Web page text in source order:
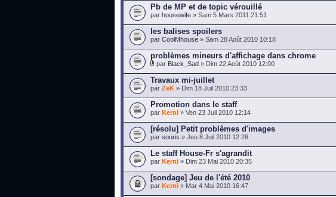
Pb de MP et de topic vérouillé
par housewife » Sam 5 Mars 2011 21:51
les balises spoilers
par CoolMhouse » Sam 28 Août 2010 10:18
problèmes mineurs d'affichage dans chrome
par Black_Sad » Dim 22 Août 2010 12:00
Travaux mi-juillet
par ZeK » Dim 18 Juil 2010 23:33
Promotion dans le staff
par Kerni » Ven 23 Juil 2010 12:14
[résolu] Petit problèmes d'images
par souris » Jeu 8 Juil 2010 12:26
Le staff House-Fr s'agrandit
par Kerni » Dim 23 Mai 2010 20:35
[sondage] Jeu de l'été 2010
par Kerni » Mar 4 Mai 2010 16:47